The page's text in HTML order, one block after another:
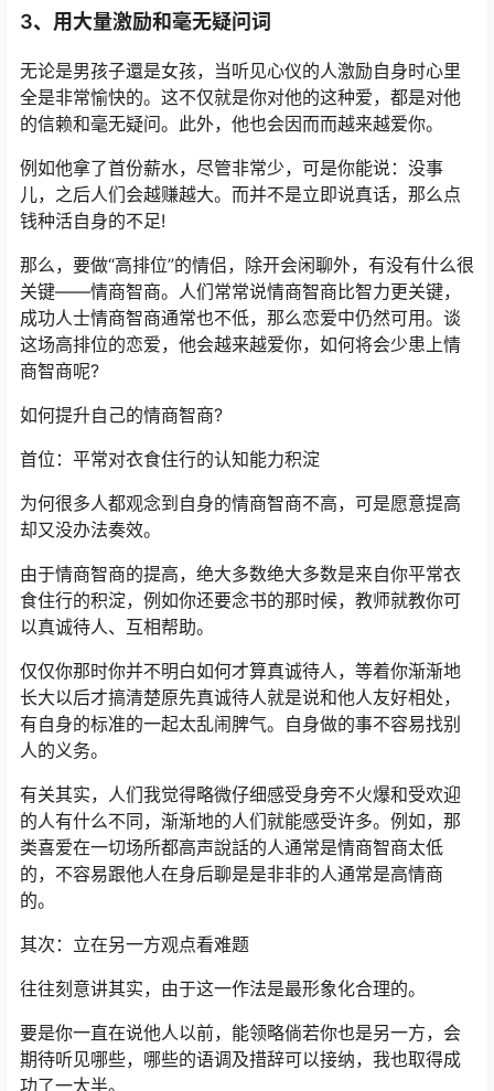
3、用大量激励和毫无疑问词
无论是男孩子還是女孩，当听见心仪的人激励自身时心里
全是非常愉快的。这不仅就是你对他的这种爱，都是对他
的信赖和毫无疑问。此外，他也会因而而越来越爱你。
例如他拿了首份薪水，尽管非常少，可是你能说：没事
儿，之后人们会越赚越大。而并不是立即说真话，那么点
钱种活自身的不足!
那么，要做“高排位”的情侣，除开会闲聊外，有没有什么很
关键——情商智商。人们常常说情商智商比智力更关键，
成功人士情商智商通常也不低，那么恋爱中仍然可用。谈
这场高排位的恋爱，他会越来越爱你，如何将会少患上情
商智商呢?
如何提升自己的情商智商?
首位：平常对衣食住行的认知能力积淀
为何很多人都观念到自身的情商智商不高，可是愿意提高
却又没办法奏效。
由于情商智商的提高，绝大多数绝大多数是来自你平常衣
食住行的积淀，例如你还要念书的那时候，教师就教你可
以真诚待人、互相帮助。
仅仅你那时你并不明白如何才算真诚待人，等着你渐渐地
长大以后才搞清楚原先真诚待人就是说和他人友好相处，
有自身的标准的一起太乱闹脾气。自身做的事不容易找别
人的义务。
有关其实，人们我觉得略微仔细感受身旁不火爆和受欢迎
的人有什么不同，渐渐地的人们就能感受许多。例如，那
类喜爱在一切场所都高声說話的人通常是情商智商太低
的，不容易跟他人在身后聊是是非非的人通常是高情商
的。
其次：立在另一方观点看难题
往往刻意讲其实，由于这一作法是最形象化合理的。
要是你一直在说他人以前，能领略倘若你也是另一方，会
期待听见哪些，哪些的语调及措辞可以接纳，我也取得成
功了一大半。